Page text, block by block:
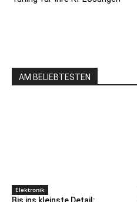
AM BELIEBTESTEN
Elektronik